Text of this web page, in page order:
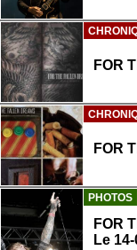
FOR
FOR
PHOTOS
FOR
Le